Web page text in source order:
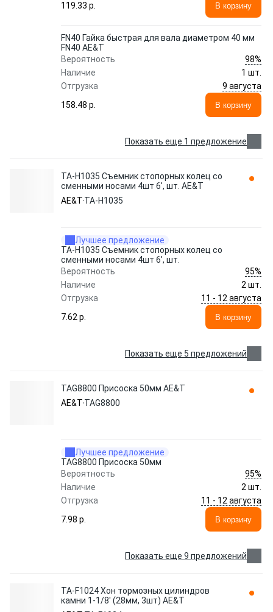
119.33 p.
В корзину
FN40 Гайка быстрая для вала диаметром 40 мм
FN40 AE&T
Вероятность
98%
Наличие
1 шт.
Отгрузка
9 августа
158.48 p.
В корзину
Показать еще 1 предложение
TA-H1035 Съемник стопорных колец со
сменными носами 4шт 6', шт. AE&T
AE&T TA-H1035
Лучшее предложение
TA-H1035 Съемник стопорных колец со
сменными носами 4шт 6', шт.
Вероятность
95%
Наличие
2 шт.
Отгрузка
11 - 12 августа
7.62 p.
В корзину
Показать еще 5 предложений
TAG8800 Присоска 50мм AE&T
AE&T TAG8800
Лучшее предложение
TAG8800 Присоска 50мм
Вероятность
95%
Наличие
2 шт.
Отгрузка
11 - 12 августа
7.98 p.
В корзину
Показать еще 9 предложений
TA-F1024 Хон тормозных цилиндров
камни 1-1/8' (28мм, 3шт) AE&T